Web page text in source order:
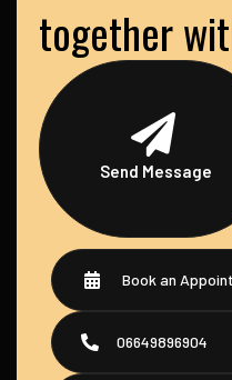
together
Send Message
Book an
06649896904